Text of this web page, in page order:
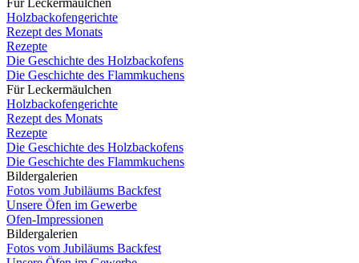
Für Leckermäulchen
Holzbackofengerichte
Rezept des Monats
Rezepte
Die Geschichte des Holzbackofens
Die Geschichte des Flammkuchens
Für Leckermäulchen
Holzbackofengerichte
Rezept des Monats
Rezepte
Die Geschichte des Holzbackofens
Die Geschichte des Flammkuchens
Bildergalerien
Fotos vom Jubiläums Backfest
Unsere Öfen im Gewerbe
Ofen-Impressionen
Bildergalerien
Fotos vom Jubiläums Backfest